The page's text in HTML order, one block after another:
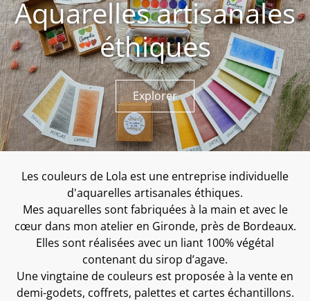
Aquarelles artisanales
éthiques
Explorer
Les couleurs de Lola est une entreprise individuelle
d'aquarelles artisanales éthiques.
Mes aquarelles sont fabriquées à la main et avec le
cœur dans mon atelier en Gironde, près de Bordeaux.
Elles sont réalisées avec un liant 100% végétal
contenant du sirop d’agave.
Une vingtaine de couleurs est proposée à la vente en
demi-godets, coffrets, palettes et cartes échantillons.